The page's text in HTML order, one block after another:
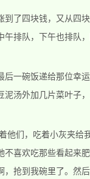
块钱，又从四块
排队，下午也排队
饭递给那位幸运
汤外加几片菜叶子
，吃着小灰夹给我
喜欢吃那些看起来
抢到我碗里了。然